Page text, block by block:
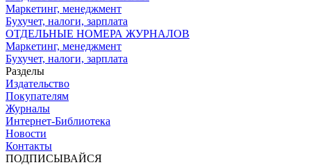
Маркетинг, менеджмент
Бухучет, налоги, зарплата
ОТДЕЛЬНЫЕ НОМЕРА ЖУРНАЛОВ
Маркетинг, менеджмент
Бухучет, налоги, зарплата
Разделы
Издательство
Покупателям
Журналы
Интернет-Библиотека
Новости
Контакты
ПОДПИСЫВАЙСЯ